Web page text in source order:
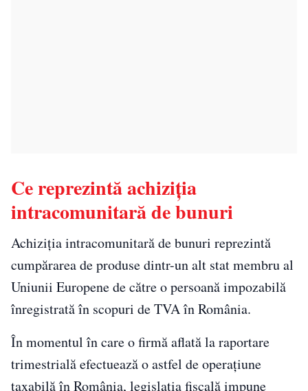
Ce reprezintă achiziția
intracomunitară de bunuri
Achiziția intracomunitară de bunuri reprezintă
cumpărarea de produse dintr-un alt stat membru al
Uniunii Europene de către o persoană impozabilă
înregistrată în scopuri de TVA în România.
În momentul în care o firmă aflată la raportare
trimestrială efectuează o astfel de operațiune
taxabilă în România, legislația fiscală impune